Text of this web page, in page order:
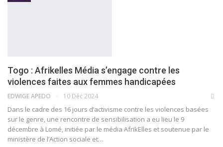
Togo : Afrikelles Média s’engage contre les
violences faites aux femmes handicapées
EDWIGE APEDO 10 Déc 2024
Dans le cadre des 16 jours d’activisme contre les violences basées
sur le genre, une rencontre de sensibilisation a eu lieu le 9
décembre à Lomé, initiée par le média AfrikElles et soutenue par le
ministère de l’Action sociale et…